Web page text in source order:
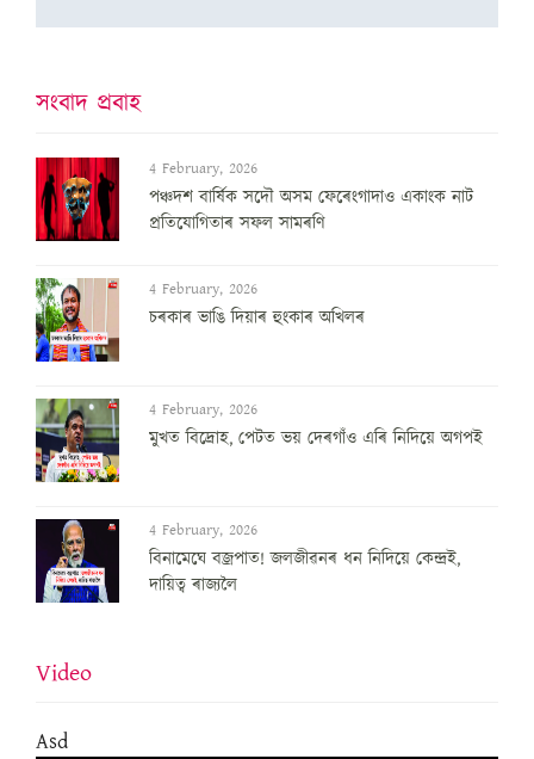
সংবাদ প্ৰবাহ
4 February, 2026
পঞ্চদশ বার্ষিক সদৌ অসম ফেৰেংগাদাও একাংক নাট
প্রতিযোগিতাৰ সফল সামৰণি
4 February, 2026
চৰকাৰ ভাঙি দিয়াৰ হুংকাৰ অখিলৰ
4 February, 2026
মুখত বিদ্ৰোহ, পেটত ভয় দেৰগাঁও এৰি নিদিয়ে অগপই
4 February, 2026
বিনামেঘে বজ্ৰপাত! জলজীৱনৰ ধন নিদিয়ে কেন্দ্ৰই,
দায়িত্ব ৰাজ্যলৈ
Video
Asd